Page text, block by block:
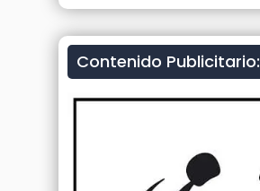
Contenido Publicitario: